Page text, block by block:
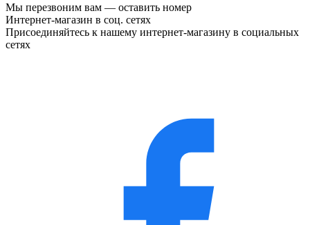
Мы перезвоним вам — оставить номер
Интернет-магазин в соц. сетях
Присоединяйтесь к нашему интернет-магазину в социальных
сетях